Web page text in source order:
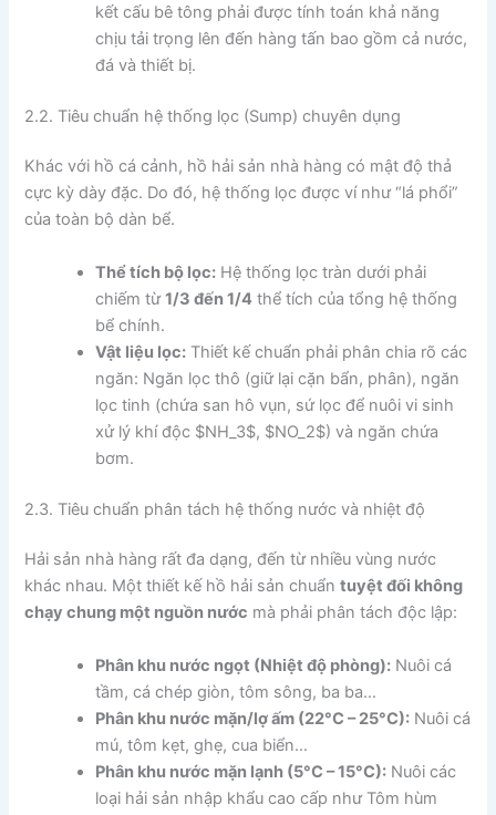
kết cấu bê tông phải được tính toán khả năng
chịu tải trọng lên đến hàng tấn bao gồm cả nước,
đá và thiết bị.
2.2. Tiêu chuẩn hệ thống lọc (Sump) chuyên dụng
Khác với hồ cá cảnh, hồ hải sản nhà hàng có mật độ thả
cực kỳ dày đặc. Do đó, hệ thống lọc được ví như “lá phổi”
của toàn bộ dàn bể.
Thể tích bộ lọc: Hệ thống lọc tràn dưới phải
chiếm từ1/3 đến 1/4 thể tích của tổng hệ thống
bể chính.
Vật liệu lọc: Thiết kế chuẩn phải phân chia rõ các
ngăn: Ngăn lọc thô (giữ lại cặn bẩn, phân), ngăn
lọc tinh (chứa san hô vụn, sứ lọc để nuôi vi sinh
xử lý khí độc $NH_3$, $NO_2$) và ngăn chứa
bơm.
2.3. Tiêu chuẩn phân tách hệ thống nước và nhiệt độ
Hải sản nhà hàng rất đa dạng, đến từ nhiều vùng nước
khác nhau. Một thiết kế hồ hải sản chuẩntuyệt đối không
chạy chung một nguồn nước mà phải phân tách độc lập:
Phân khu nước ngọt (Nhiệt độ phòng): Nuôi cá
tầm, cá chép giòn, tôm sông, ba ba…
Phân khu nước mặn/lợ ấm (22°C – 25°C): Nuôi cá
mú, tôm kẹt, ghẹ, cua biển…
Phân khu nước mặn lạnh (5°C – 15°C): Nuôi các
loại hải sản nhập khẩu cao cấp như Tôm hùm